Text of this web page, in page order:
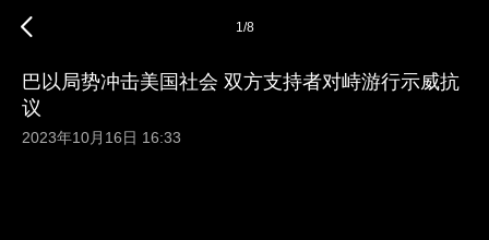
1/8
巴以局势冲击美国社会 双方支持者对峙游行示威抗
议
2023年10月16日 16:33